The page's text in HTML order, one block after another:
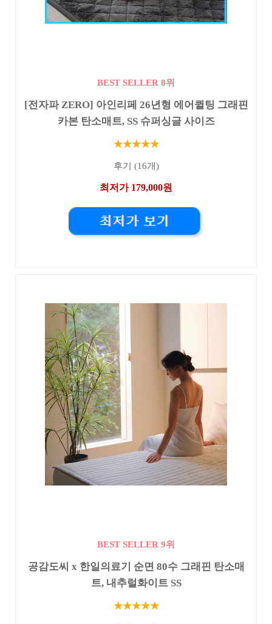
BEST SELLER 8위
[전자파 ZERO] 아인리페 26년형 에어퀼팅 그래핀
카본 탄소매트, SS 슈퍼싱글 사이즈
★★★★★
후기 (16개)
최저가 179,000원
BEST SELLER 9위
공감도씨 x 한일의료기 순면 80수 그래핀 탄소매
트, 내추럴화이트 SS
★★★★★